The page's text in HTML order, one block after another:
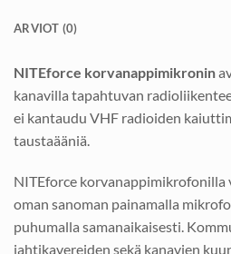
ARVIOT (0)
NITEforce korvanappimikronin
kanavilla tapahtuvan
ei kantaudu VHF radioiden
taustaääniä.
NITEforce
oman sanoman painamalla
puhumalla samanaikaisesti.
jahtikavereiden sekä kanavien